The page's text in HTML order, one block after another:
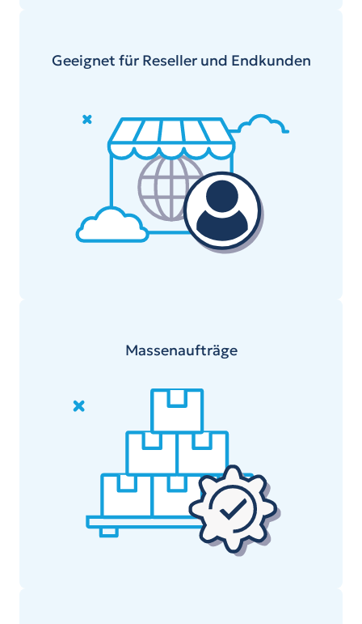
Geeignet für Reseller und Endkunden
Massenaufträge